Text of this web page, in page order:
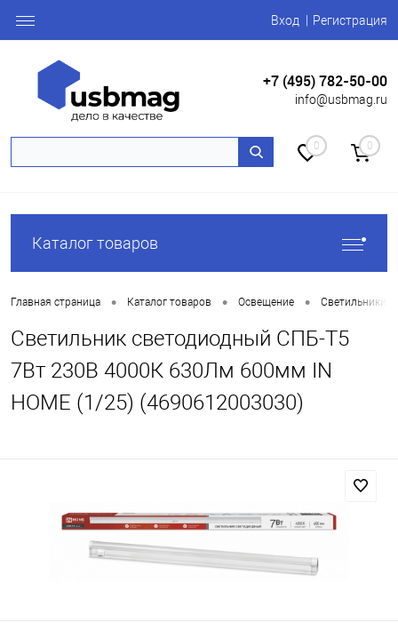
Вход Регистрация
+7 (495) 782-50-00
info@usbmag.ru
0 0
Каталог товаров
Главная страница • Каталог товаров • Освещение • Светильники
Светильник светодиодный СПБ-Т5
7Вт 230В 4000К 630Лм 600мм IN
HOME (1/25) (4690612003030)